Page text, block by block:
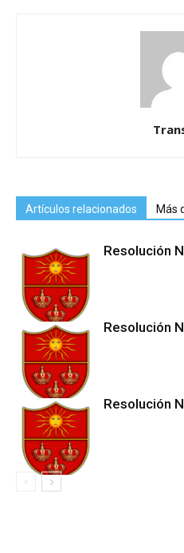
Artículos relacionados Más
Resolución
Resolución
Resolución